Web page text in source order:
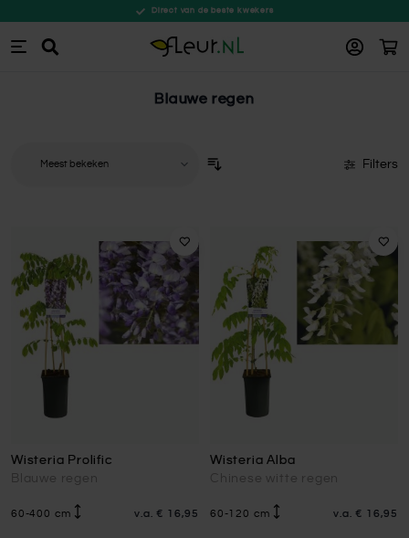
Direct van de beste kwekers
Zoeken
Blauwe regen
Filters
Wisteria Prolific
Blauwe regen
60-400 cm v.a. € 16,95
Wisteria Alba
Chinese witte regen
60-120 cm v.a. € 16,95